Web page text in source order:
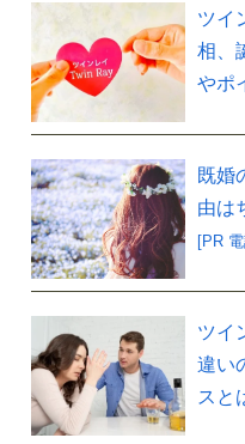
ツイ
相、
やポ
既婚
由は
[PR
ツイ
違い
スと